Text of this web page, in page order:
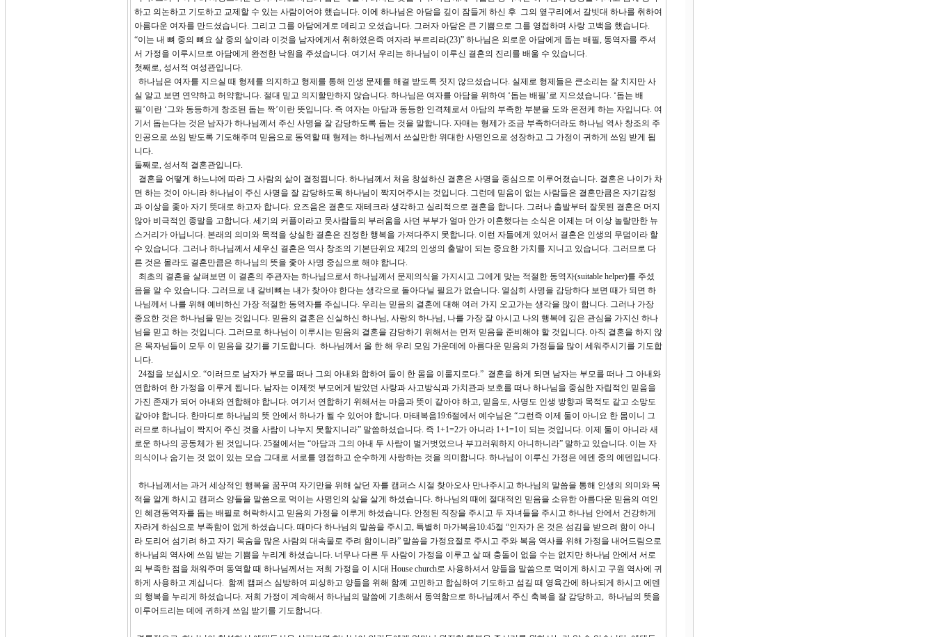
하고 의논하고 기도하고 교제할 수 있는 사람이어야 했습니다. 이에 하나님은 아담을 깊이 잠들게 하신 후 그의 옆구리에서 갈빗대 하나를 취하여
아름다운 여자를 만드셨습니다. 그리고 그를 아담에게로 데리고 오셨습니다. 그러자 아담은 큰 기쁨으로 그를 영접하며 사랑 고백을 했습니다.
“이는 내 뼈 중의 뼈요 살 중의 살이라 이것을 남자에게서 취하였은즉 여자라 부르리라(23)” 하나님은 외로운 아담에게 돕는 배필, 동역자를 주셔
서 가정을 이루시므로 아담에게 완전한 낙원을 주셨습니다. 여기서 우리는 하나님이 이루신 결혼의 진리를 배울 수 있습니다.
첫째로, 성서적 여성관입니다.
하나님은 여자를 지으실 때 형제를 의지하고 형제를 통해 인생 문제를 해결 받도록 짓지 않으셨습니다. 실제로 형제들은 큰소리는 잘 치지만 사
실 알고 보면 연약하고 허약합니다. 절대 믿고 의지할만하지 않습니다. 하나님은 여자를 아담을 위하여 ‘돕는 배필’로 지으셨습니다. ‘돕는 배
필’이란 ‘그와 동등하게 창조된 돕는 짝’이란 뜻입니다. 즉 여자는 아담과 동등한 인격체로서 아담의 부족한 부분을 도와 온전케 하는 자입니다. 여
기서 돕는다는 것은 남자가 하나님께서 주신 사명을 잘 감당하도록 돕는 것을 말합니다. 자매는 형제가 조금 부족하더라도 하나님 역사 창조의 주
인공으로 쓰임 받도록 기도해주며 믿음으로 동역할 때 형제는 하나님께서 쓰실만한 위대한 사명인으로 성장하고 그 가정이 귀하게 쓰임 받게 됩
니다.
둘째로, 성서적 결혼관입니다.
결혼을 어떻게 하느냐에 따라 그 사람의 삶이 결정됩니다. 하나님께서 처음 창설하신 결혼은 사명을 중심으로 이루어졌습니다. 결혼은 나이가 차
면 하는 것이 아니라 하나님이 주신 사명을 잘 감당하도록 하나님이 짝지어주시는 것입니다. 그런데 믿음이 없는 사람들은 결혼만큼은 자기감정
과 이상을 좇아 자기 뜻대로 하고자 합니다. 요즈음은 결혼도 재테크라 생각하고 실리적으로 결혼을 합니다. 그러나 출발부터 잘못된 결혼은 머지
않아 비극적인 종말을 고합니다. 세기의 커플이라고 뭇사람들의 부러움을 사던 부부가 얼마 안가 이혼했다는 소식은 이제는 더 이상 놀랄만한 뉴
스거리가 아닙니다. 본래의 의미와 목적을 상실한 결혼은 진정한 행복을 가져다주지 못합니다. 이런 자들에게 있어서 결혼은 인생의 무덤이라 할
수 있습니다. 그러나 하나님께서 세우신 결혼은 역사 창조의 기본단위요 제2의 인생의 출발이 되는 중요한 가치를 지니고 있습니다. 그러므로 다
른 것은 몰라도 결혼만큼은 하나님의 뜻을 좇아 사명 중심으로 해야 합니다.
최초의 결혼을 살펴보면 이 결혼의 주관자는 하나님으로서 하나님께서 문제의식을 가지시고 그에게 맞는 적절한 동역자(suitable helper)를 주셨
음을 알 수 있습니다. 그러므로 내 갈비뼈는 내가 찾아야 한다는 생각으로 돌아다닐 필요가 없습니다. 열심히 사명을 감당하다 보면 때가 되면 하
나님께서 나를 위해 예비하신 가장 적절한 동역자를 주십니다. 우리는 믿음의 결혼에 대해 여러 가지 오고가는 생각을 많이 합니다. 그러나 가장
중요한 것은 하나님을 믿는 것입니다. 믿음의 결혼은 신실하신 하나님, 사랑의 하나님, 나를 가장 잘 아시고 나의 행복에 깊은 관심을 가지신 하나
님을 믿고 하는 것입니다. 그러므로 하나님이 이루시는 믿음의 결혼을 감당하기 위해서는 먼저 믿음을 준비해야 할 것입니다. 아직 결혼을 하지 않
은 목자님들이 모두 이 믿음을 갖기를 기도합니다. 하나님께서 올 한 해 우리 모임 가운데에 아름다운 믿음의 가정들을 많이 세워주시기를 기도합
니다.
24절을 보십시오. “이러므로 남자가 부모를 떠나 그의 아내와 합하여 둘이 한 몸을 이룰지로다.” 결혼을 하게 되면 남자는 부모를 떠나 그 아내와
연합하여 한 가정을 이루게 됩니다. 남자는 이제껏 부모에게 받았던 사랑과 사고방식과 가치관과 보호를 떠나 하나님을 중심한 자립적인 믿음을
가진 존재가 되어 아내와 연합해야 합니다. 여기서 연합하기 위해서는 마음과 뜻이 같아야 하고, 믿음도, 사명도 인생 방향과 목적도 같고 소망도
같아야 합니다. 한마디로 하나님의 뜻 안에서 하나가 될 수 있어야 합니다. 마태복음19:6절에서 예수님은 “그런즉 이제 둘이 아니요 한 몸이니 그
러므로 하나님이 짝지어 주신 것을 사람이 나누지 못할지니라” 말씀하셨습니다. 즉 1+1=2가 아니라 1+1=1이 되는 것입니다. 이제 둘이 아니라 새
로운 하나의 공동체가 된 것입니다. 25절에서는 “아담과 그의 아내 두 사람이 벌거벗었으나 부끄러워하지 아니하니라” 말하고 있습니다. 이는 자
의식이나 숨기는 것 없이 있는 모습 그대로 서로를 영접하고 순수하게 사랑하는 것을 의미합니다. 하나님이 이루신 가정은 에덴 중의 에덴입니다.
하나님께서는 과거 세상적인 행복을 꿈꾸며 자기만을 위해 살던 자를 캠퍼스 시절 찾아오사 만나주시고 하나님의 말씀을 통해 인생의 의미와 목
적을 알게 하시고 캠퍼스 양들을 말씀으로 먹이는 사명인의 삶을 살게 하셨습니다. 하나님의 때에 절대적인 믿음을 소유한 아름다운 믿음의 여인
인 혜경동역자를 돕는 배필로 허락하시고 믿음의 가정을 이루게 하셨습니다. 안정된 직장을 주시고 두 자녀들을 주시고 하나님 안에서 건강하게
자라게 하심으로 부족함이 없게 하셨습니다. 때마다 하나님의 말씀을 주시고, 특별히 마가복음10:45절 “인자가 온 것은 섬김을 받으려 함이 아니
라 도리어 섬기려 하고 자기 목숨을 많은 사람의 대속물로 주려 함이니라” 말씀을 가정요절로 주시고 주와 복음 역사를 위해 가정을 내어드림으로
하나님의 역사에 쓰임 받는 기쁨을 누리게 하셨습니다. 너무나 다른 두 사람이 가정을 이루고 살 때 충돌이 없을 수는 없지만 하나님 안에서 서로
의 부족한 점을 채워주며 동역할 때 하나님께서는 저희 가정을 이 시대 House church로 사용하셔서 양들을 말씀으로 먹이게 하시고 구원 역사에 귀
하게 사용하고 계십니다. 함께 캠퍼스 심방하여 피싱하고 양들을 위해 함께 고민하고 합심하여 기도하고 섬길 때 영육간에 하나되게 하시고 에덴
의 행복을 누리게 하셨습니다. 저희 가정이 계속해서 하나님의 말씀에 기초해서 동역함으로 하나님께서 주신 축복을 잘 감당하고, 하나님의 뜻을
이루어드리는 데에 귀하게 쓰임 받기를 기도합니다.